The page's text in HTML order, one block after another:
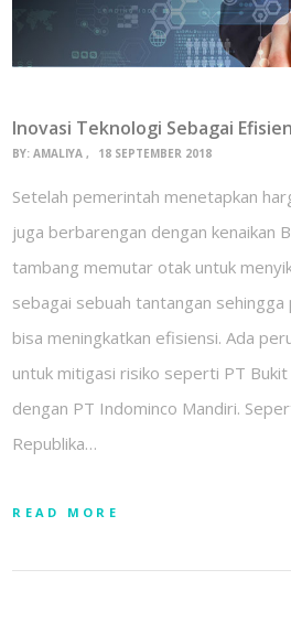
Inovasi Teknologi Sebagai
BY:AMALIYA 18 SEPTEMBER 2018
Setelah pemerintah menetapkan
juga berbarengan dengan kenaikan
tambang memutar otak untuk
sebagai sebuah tantangan sehingga
bisa meningkatkan efisiensi. Ada
untuk mitigasi risiko seperti PT
dengan PT Indominco Mandiri.
Republika…
READ MORE